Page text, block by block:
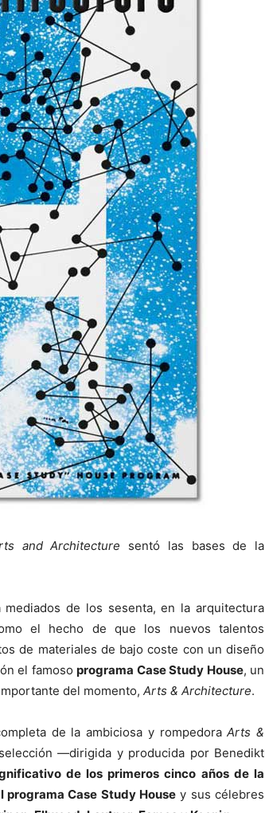
and Architecture sentó las bases de la
de los sesenta, en la arquitectura
el hecho de que los nuevos talentos
de materiales de bajo coste con un diseño
el famosoprograma Case Study House, un
del momento, Arts & Architecture.
de la ambiciosa y rompedoraArts &
—dirigida y producida por Benedikt
de los primeros cinco años de la
Case Study House y sus célebres